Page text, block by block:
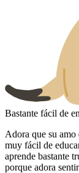
Bastante fácil de
Adora que su amo
muy fácil de
aprende bastante
porque adora